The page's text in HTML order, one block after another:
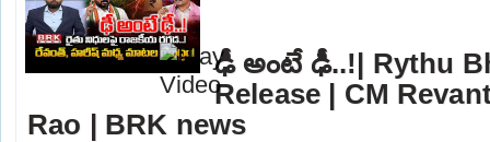
ఢీ అంటే ఢీ..!| Rythu
Release | CM
Rao | BRK news